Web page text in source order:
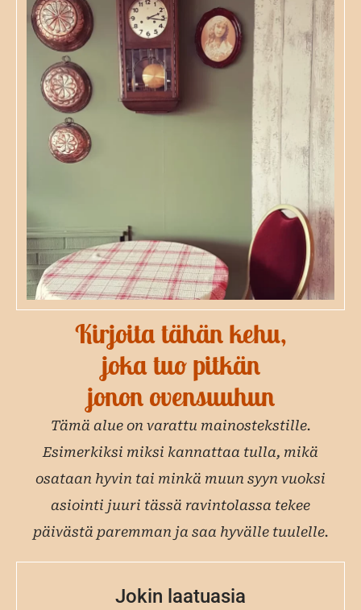
Kirjoita tähän kehu,
joka tuo pitkän
jonon ovensuuhun
Tämä alue on varattu mainostekstille.
Esimerkiksi miksi kannattaa tulla, mikä
osataan hyvin tai minkä muun syyn vuoksi
asiointi juuri tässä ravintolassa tekee
päivästä paremman ja saa hyvälle tuulelle.
Jokin laatuasia